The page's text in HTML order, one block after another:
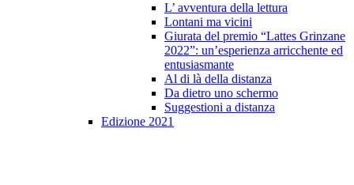
L’ avventura della lettura
Lontani ma vicini
Giurata del premio “Lattes Grinzane
2022”: un’esperienza arricchente ed
entusiasmante
Al di là della distanza
Da dietro uno schermo
Suggestioni a distanza
Edizione 2021